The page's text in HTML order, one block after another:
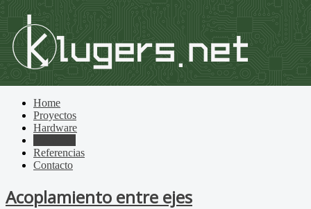
Home
Proyectos
Hardware
Referencias
Contacto
Acoplamiento entre ejes